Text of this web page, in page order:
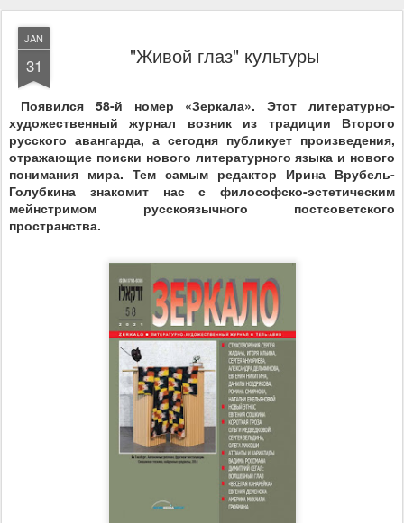
JAN
31 "Живой глаз" культуры
Появился 58-й номер «Зеркала». Этот литературно-
художественный журнал возник из традиции Второго
русского авангарда, а сегодня публикует произведения,
отражающие поиски нового литературного языка и нового
понимания мира. Тем самым редактор Ирина Врубель-
Голубкина знакомит нас с философско-эстетическим
мейнстримом русскоязычного постсоветского
пространства.